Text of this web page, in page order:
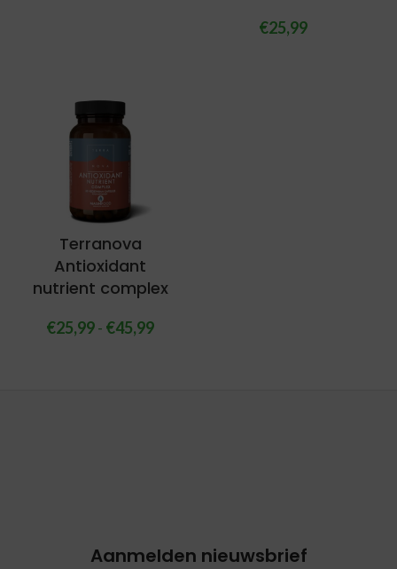
€25,99
Terranova
Antioxidant
nutrient complex
€25,99- €45,99
Aanmelden nieuwsbrief